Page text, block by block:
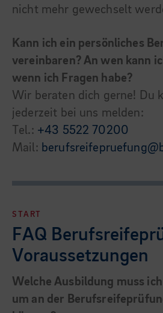
nicht mehr gewechselt
Kann ich ein persönliches
vereinbaren? An wen kann
wenn ich Fragen habe?
Wir beraten dich gerne! Du
jederzeit bei uns melden:
Tel.: +43 5522 70200
Mail:
START
FAQ
Voraussetzungen
Welche Ausbildung muss
um an der